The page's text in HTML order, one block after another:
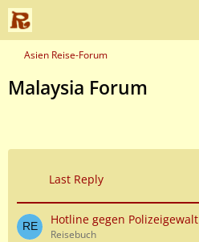
Asien Reise-Forum
Malaysia Forum
Last Reply
Hotline gegen Polizeigewalt
Reisebuch